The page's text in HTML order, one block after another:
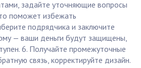
задайте уточняющие вопросы
поможет избежать
подрядчика и заключите
— ваши деньги будут защищены,
6. Получайте промежуточные
связь, корректируйте дизайн.